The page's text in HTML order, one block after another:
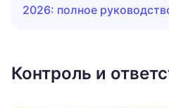
2026: полное
Контроль и